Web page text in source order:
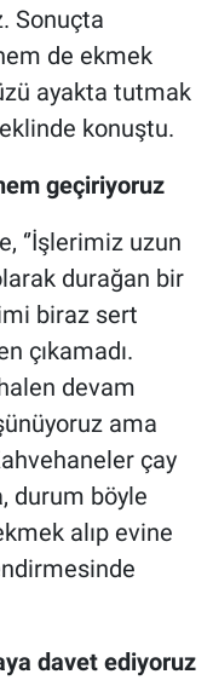
Sonuçta
de ekmek
ayakta tutmak
konuştu.
geçiriyoruz
‘’İşlerimiz uzun
durağan bir
biraz sert
çıkamadı.
devam
ama
çay
durum böyle
alıp evine
davet ediyoruz